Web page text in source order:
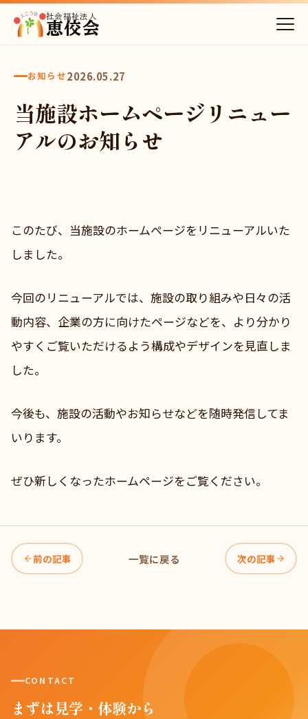
社会福祉法人
恵佼会
お知らせ2026.05.27
当施設ホームページリニュー
アルのお知らせ
このたび、当施設のホームページをリニューアルいた
しました。
今回のリニューアルでは、施設の取り組みや日々の活
動内容、企業の方に向けたページなどを、より分かり
やすくご覧いただけるよう構成やデザインを見直しま
した。
今後も、施設の活動やお知らせなどを随時発信してま
いります。
ぜひ新しくなったホームページをご覧ください。
前の記事 一覧に戻る 次の記事
CONTACT
まずは見学・体験から